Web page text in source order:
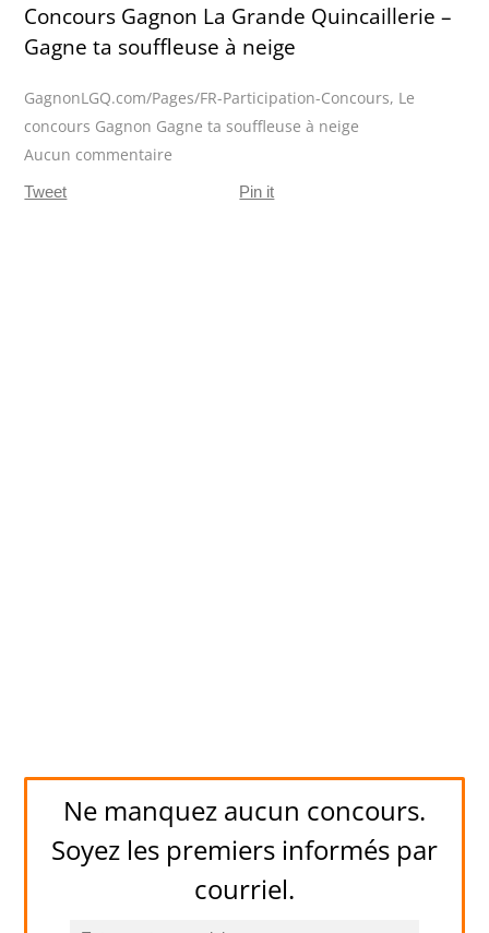
Concours Gagnon La Grande Quincaillerie –
Gagne ta souffleuse à neige
GagnonLGQ.com/Pages/FR-Participation-Concours, Le
concours Gagnon Gagne ta souffleuse à neige
Aucun commentaire
Tweet Pin it
Ne manquez aucun concours.
Soyez les premiers informés par
courriel.